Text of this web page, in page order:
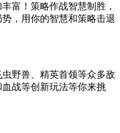
富！策略作战智慧制胜，
，用你的智慧和策略击退
野兽、精英首领等众多敌
战等创新玩法等你来挑